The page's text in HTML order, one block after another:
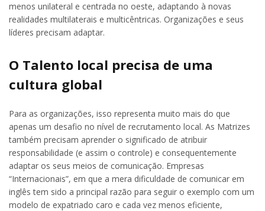
menos unilateral e centrada no oeste, adaptando à novas
realidades multilaterais e multicêntricas. Organizações e seus
líderes precisam adaptar.
O Talento local precisa de uma
cultura global
Para as organizações, isso representa muito mais do que
apenas um desafio no nível de recrutamento local. As Matrizes
também precisam aprender o significado de atribuir
responsabilidade (e assim o controle) e consequentemente
adaptar os seus meios de comunicação. Empresas
“Internacionais”, em que a mera dificuldade de comunicar em
inglês tem sido a principal razão para seguir o exemplo com um
modelo de expatriado caro e cada vez menos eficiente,